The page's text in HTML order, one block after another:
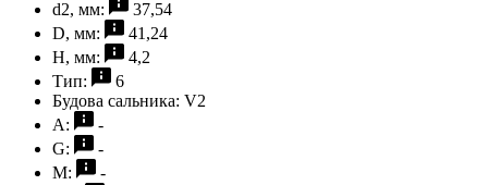
d2, мм:
37,54
D, мм:
41,24
H, мм:
4,2
Тип:
6
Будова сальника: V2
A:
-
G:
-
M:
-